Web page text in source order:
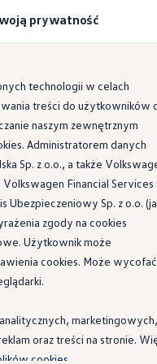
elektrycznego w domu
elektrycznego w trasie
elektrycznych
prędkości, również
rolę w procesie
ze średnią
klocki hamulcowe
prywatność
technologii w celach
treści do użytkowników
naszym zewnętrznym
Administratorem danych
Sp. z o.o., a także
Volkswagen Financial Services
Ubezpieczeniowy Sp. z o.o.
zgody na cookies
Użytkownik może
cookies. Może wycofać
marketingowych,
oraz treści na stronie.
cookies.